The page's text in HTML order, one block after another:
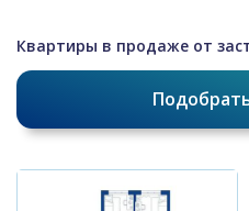
Квартиры в продаже от